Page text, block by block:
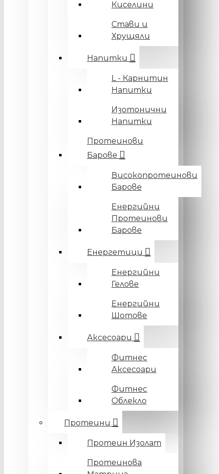
Киселини
Стави и
Хрущяли
Напитки
L - Карнитин
Напитки
Изотонични
Напитки
Протеинови
Барове
Високопротеинови
Барове
Енергийни
Протеинови
Барове
Енергетици
Енергийни
Гелове
Енергийни
Шотове
Аксесоари
Фитнес
Аксесоари
Фитнес
Облекло
Протеини
Протеин Изолат
Протеинова